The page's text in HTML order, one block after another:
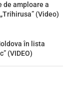
de amploare a
(Video)
în lista
(VIDEO)